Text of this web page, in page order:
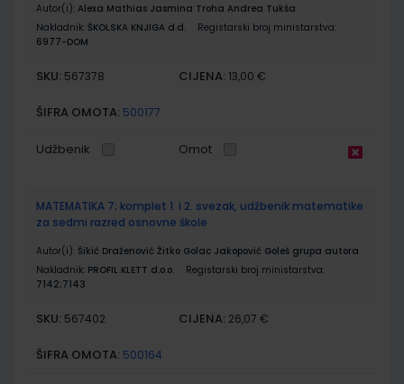
Autor(i): Alexa Mathias Jasmina Troha Andrea Tukša
Nakladnik: ŠKOLSKA KNJIGA d.d.
Registarski broj ministarstva:
6977-DOM
SKU: 567378 CIJENA: 13,00 €
ŠIFRA OMOTA: 500177
Udžbenik Omot
MATEMATIKA 7; komplet 1. i 2. svezak, udžbenik matematike
za sedmi razred osnovne škole
Autor(i): Šikić Draženović Žitko Golac Jakopović Goleš grupa autora
Nakladnik: PROFIL KLETT d.o.o.
Registarski broj ministarstva:
7142;7143
SKU: 567402 CIJENA: 26,07 €
ŠIFRA OMOTA: 500164